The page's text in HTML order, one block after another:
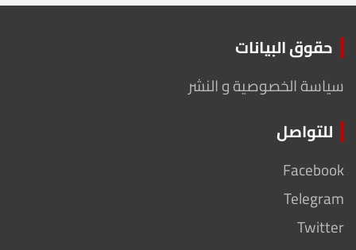
حقوق البيانات
سياسة الخصوصية و النشر
للتواصل
Facebook
Telegram
Twitter